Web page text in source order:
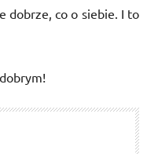
dobrze, co o siebie. I to